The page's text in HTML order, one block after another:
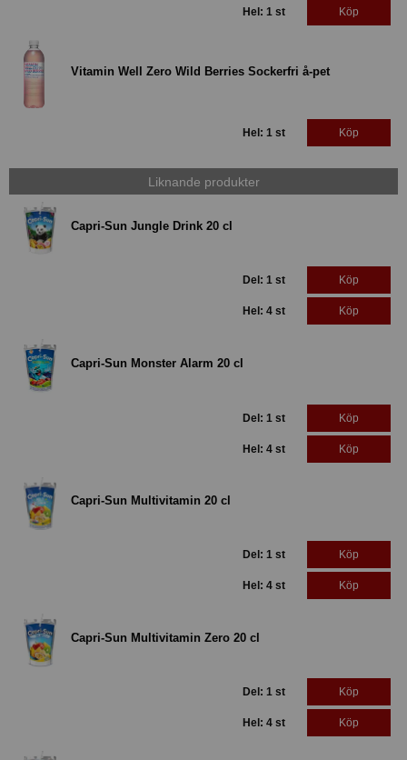
Hel: 1 st Köp
Vitamin Well Zero Wild Berries Sockerfri å-pet
Hel: 1 st Köp
Liknande produkter
Capri-Sun Jungle Drink 20 cl
Del: 1 st Köp
Hel: 4 st Köp
Capri-Sun Monster Alarm 20 cl
Del: 1 st Köp
Hel: 4 st Köp
Capri-Sun Multivitamin 20 cl
Del: 1 st Köp
Hel: 4 st Köp
Capri-Sun Multivitamin Zero 20 cl
Del: 1 st Köp
Hel: 4 st Köp